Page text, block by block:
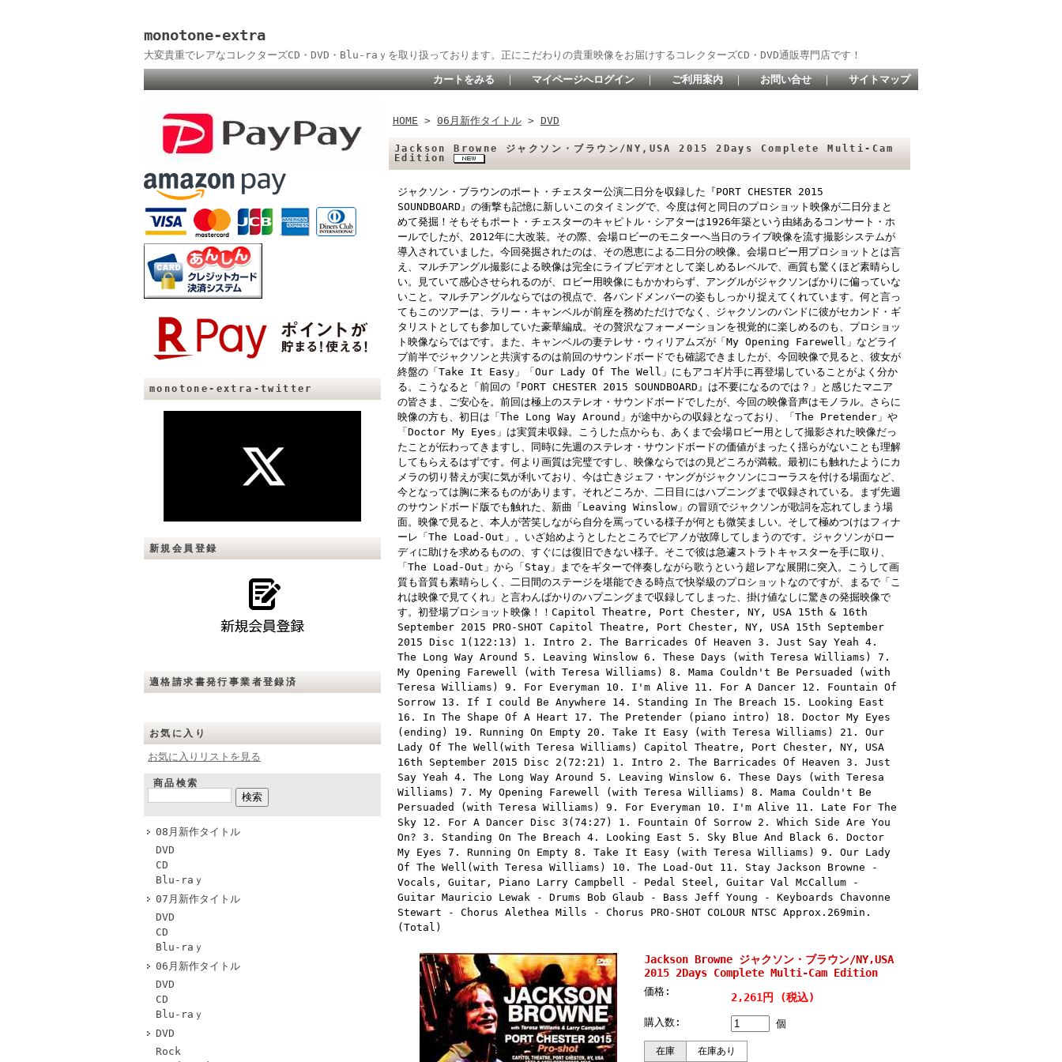
monotone-extra
大変貴重でレアなコレクターズCD・DVD・Blu-raｙを取り扱っております。正にこだわりの貴重映像をお届けするコレクターズCD・DVD通販専門店です！
カートをみる ｜ マイページへログイン ｜ ご利用案内 ｜ お問い合せ ｜ サイトマップ
monotone-extra-twitter
新規会員登録
適格請求書発行事業者登録済
お気に入り
お気に入りリストを見る
商品検索
08月新作タイトル
DVD
CD
Blu-raｙ
07月新作タイトル
DVD
CD
Blu-raｙ
06月新作タイトル
DVD
CD
Blu-raｙ
DVD
Rock
HOME > 06月新作タイトル > DVD
Jackson Browne ジャクソン・ブラウン/NY,USA 2015 2Days Complete Multi-Cam
Edition
ジャクソン・ブラウンのポート・チェスター公演二日分を収録した『PORT CHESTER 2015
SOUNDBOARD』の衝撃も記憶に新しいこのタイミングで、今度は何と同日のプロショット映像が二日分まと
めて発掘！そもそもポート・チェスターのキャピトル・シアターは1926年築という由緒あるコンサート・ホ
ールでしたが、2012年に大改装。その際、会場ロビーのモニターへ当日のライブ映像を流す撮影システムが
導入されていました。今回発掘されたのは、その恩恵による二日分の映像。会場ロビー用プロショットとは言
え、マルチアングル撮影による映像は完全にライブビデオとして楽しめるレベルで、画質も驚くほど素晴らし
い。見ていて感心させられるのが、ロビー用映像にもかかわらず、アングルがジャクソンばかりに偏っていな
いこと。マルチアングルならではの視点で、各バンドメンバーの姿もしっかり捉えてくれています。何と言っ
てもこのツアーは、ラリー・キャンベルが前座を務めただけでなく、ジャクソンのバンドに彼がセカンド・ギ
タリストとしても参加していた豪華編成。その贅沢なフォーメーションを視覚的に楽しめるのも、プロショッ
ト映像ならではです。また、キャンベルの妻テレサ・ウィリアムズが「My Opening Farewell」などライ
ブ前半でジャクソンと共演するのは前回のサウンドボードでも確認できましたが、今回映像で見ると、彼女が
終盤の「Take It Easy」「Our Lady Of The Well」にもアコギ片手に再登場していることがよく分か
る。こうなると「前回の『PORT CHESTER 2015 SOUNDBOARD』は不要になるのでは？」と感じたマニア
の皆さま、ご安心を。前回は極上のステレオ・サウンドボードでしたが、今回の映像音声はモノラル。さらに
映像の方も、初日は「The Long Way Around」が途中からの収録となっており、「The Pretender」や
「Doctor My Eyes」は実質未収録。こうした点からも、あくまで会場ロビー用として撮影された映像だっ
たことが伝わってきますし、同時に先週のステレオ・サウンドボードの価値がまったく揺らがないことも理解
してもらえるはずです。何より画質は完璧ですし、映像ならではの見どころが満載。最初にも触れたようにカ
メラの切り替えが実に気が利いており、今は亡きジェフ・ヤングがジャクソンにコーラスを付ける場面など、
今となっては胸に来るものがあります。それどころか、二日目にはハプニングまで収録されている。まず先週
のサウンドボード版でも触れた、新曲「Leaving Winslow」の冒頭でジャクソンが歌詞を忘れてしまう場
面。映像で見ると、本人が苦笑しながら自分を罵っている様子が何とも微笑ましい。そして極めつけはフィナ
ーレ「The Load-Out」。いざ始めようとしたところでピアノが故障してしまうのです。ジャクソンがロー
ディに助けを求めるものの、すぐには復旧できない様子。そこで彼は急遽ストラトキャスターを手に取り、
「The Load-Out」から「Stay」までをギターで伴奏しながら歌うという超レアな展開に突入。こうして画
質も音質も素晴らしく、二日間のステージを堪能できる時点で快挙級のプロショットなのですが、まるで「こ
れは映像で見てくれ」と言わんばかりのハプニングまで収録してしまった、掛け値なしに驚きの発掘映像で
す。初登場プロショット映像！！Capitol Theatre, Port Chester, NY, USA 15th & 16th
September 2015 PRO-SHOT Capitol Theatre, Port Chester, NY, USA 15th September
2015 Disc 1(122:13) 1. Intro 2. The Barricades Of Heaven 3. Just Say Yeah 4.
The Long Way Around 5. Leaving Winslow 6. These Days (with Teresa Williams) 7.
My Opening Farewell (with Teresa Williams) 8. Mama Couldn't Be Persuaded (with
Teresa Williams) 9. For Everyman 10. I'm Alive 11. For A Dancer 12. Fountain Of
Sorrow 13. If I could Be Anywhere 14. Standing In The Breach 15. Looking East
16. In The Shape Of A Heart 17. The Pretender (piano intro) 18. Doctor My Eyes
(ending) 19. Running On Empty 20. Take It Easy (with Teresa Williams) 21. Our
Lady Of The Well(with Teresa Williams) Capitol Theatre, Port Chester, NY, USA
16th September 2015 Disc 2(72:21) 1. Intro 2. The Barricades Of Heaven 3. Just
Say Yeah 4. The Long Way Around 5. Leaving Winslow 6. These Days (with Teresa
Williams) 7. My Opening Farewell (with Teresa Williams) 8. Mama Couldn't Be
Persuaded (with Teresa Williams) 9. For Everyman 10. I'm Alive 11. Late For The
Sky 12. For A Dancer Disc 3(74:27) 1. Fountain Of Sorrow 2. Which Side Are You
On? 3. Standing On The Breach 4. Looking East 5. Sky Blue And Black 6. Doctor
My Eyes 7. Running On Empty 8. Take It Easy (with Teresa Williams) 9. Our Lady
Of The Well(with Teresa Williams) 10. The Load-Out 11. Stay Jackson Browne -
Vocals, Guitar, Piano Larry Campbell - Pedal Steel, Guitar Val McCallum -
Guitar Mauricio Lewak - Drums Bob Glaub - Bass Jeff Young - Keyboards Chavonne
Stewart - Chorus Alethea Mills - Chorus PRO-SHOT COLOUR NTSC Approx.269min.
(Total)
Jackson Browne ジャクソン・ブラウン/NY,USA
2015 2Days Complete Multi-Cam Edition
価格: 2,261円 (税込)
購入数: 個
在庫 在庫あり